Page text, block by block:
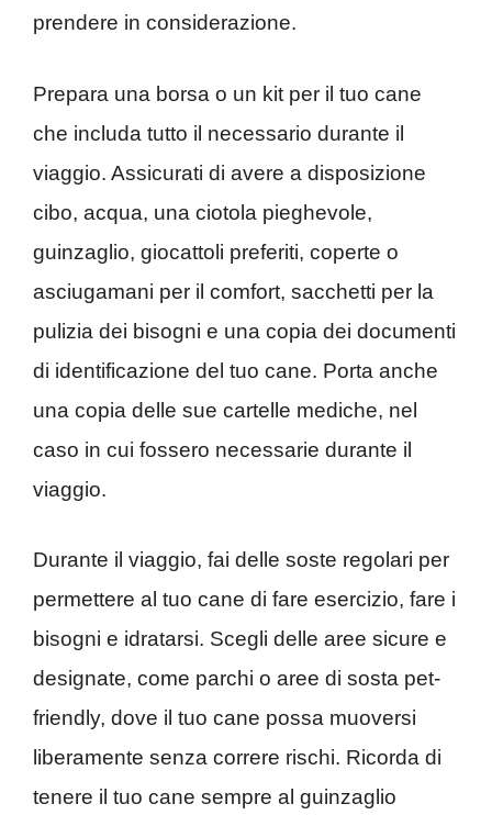
prendere in considerazione.
Prepara una borsa o un kit per il tuo cane
che includa tutto il necessario durante il
viaggio. Assicurati di avere a disposizione
cibo, acqua, una ciotola pieghevole,
guinzaglio, giocattoli preferiti, coperte o
asciugamani per il comfort, sacchetti per la
pulizia dei bisogni e una copia dei documenti
di identificazione del tuo cane. Porta anche
una copia delle sue cartelle mediche, nel
caso in cui fossero necessarie durante il
viaggio.
Durante il viaggio, fai delle soste regolari per
permettere al tuo cane di fare esercizio, fare i
bisogni e idratarsi. Scegli delle aree sicure e
designate, come parchi o aree di sosta pet-
friendly, dove il tuo cane possa muoversi
liberamente senza correre rischi. Ricorda di
tenere il tuo cane sempre al guinzaglio